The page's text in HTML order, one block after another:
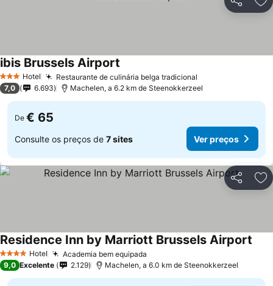
Partilhar
3 EstrelasHotel Restaurante de culinária belga tradicional
ibis Brussels Airport
7,0 6.693 Machelen, a 6.2 km de Steenokkerzeel
De € 65
Consulte os preços de 7 sites Ver preços
Partilhar
4 EstrelasHotel Academia bem equipada
Residence Inn by Marriott Brussels Airport
9,0 Excelente 2.129 Machelen, a 6.0 km de Steenokkerzeel